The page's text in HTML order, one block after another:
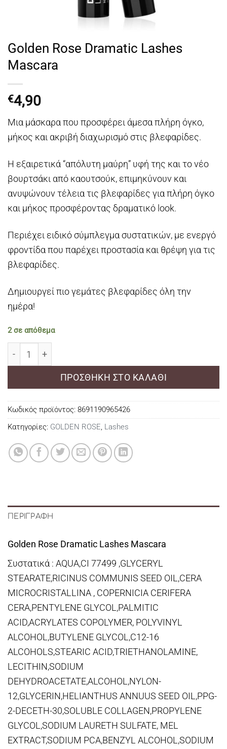
Golden Rose Dramatic Lashes
Mascara
€4,90
Μια μάσκαρα που προσφέρει άμεσα πλήρη όγκο,
μήκος και ακριβή διαχωρισμό στις βλεφαρίδες.
Η εξαιρετικά “απόλυτη μαύρη” υφή της και το νέο
βουρτσάκι από καουτσούκ, επιμηκύνουν και
ανυψώνουν τέλεια τις βλεφαρίδες για πλήρη όγκο
και μήκος προσφέροντας δραματικό look.
Περιέχει ειδικό σύμπλεγμα συστατικών, με ενεργό
φροντίδα που παρέχει προστασία και θρέψη για τις
βλεφαρίδες.
Δημιουργεί πιο γεμάτες βλεφαρίδες όλη την
ημέρα!
2 σε απόθεμα
ΠΡΟΣΘΉΚΗ ΣΤΟ ΚΑΛΆΘΙ
Κωδικός προϊόντος: 8691190965426
Κατηγορίες: GOLDEN ROSE, Lashes
ΠΕΡΙΓΡΑΦΉ
Golden Rose Dramatic Lashes Mascara
Συστατικά : AQUA,CI 77499 ,GLYCERYL
STEARATE,RICINUS COMMUNIS SEED OIL,CERA
MICROCRISTALLINA , COPERNICIA CERIFERA
CERA,PENTYLENE GLYCOL,PALMITIC
ACID,ACRYLATES COPOLYMER, POLYVINYL
ALCOHOL,BUTYLENE GLYCOL,C12-16
ALCOHOLS,STEARIC ACID,TRIETHANOLAMINE,
LECITHIN,SODIUM
DEHYDROACETATE,ALCOHOL,NYLON-
12,GLYCERIN,HELIANTHUS ANNUUS SEED OIL,PPG-
2-DECETH-30,SOLUBLE COLLAGEN,PROPYLENE
GLYCOL,SODIUM LAURETH SULFATE, MEL
EXTRACT,SODIUM PCA,BENZYL ALCOHOL,SODIUM